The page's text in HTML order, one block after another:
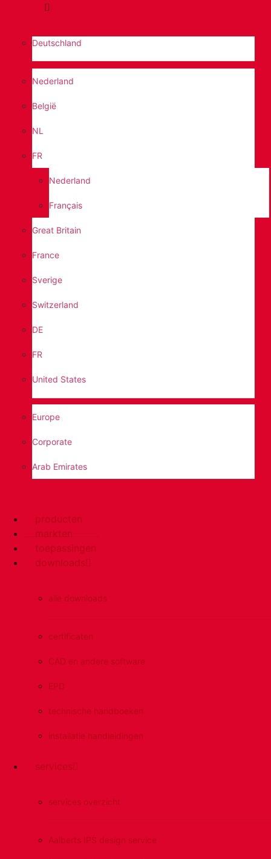
Deutschland
Nederland
België
NL
FR
Nederland
Français
Great Britain
France
Sverige
Switzerland
DE
FR
United States
Europe
Corporate
Arab Emirates
producten
markten
toepassingen
downloads
alle downloads
certificaten
CAD en andere software
EPD
technische handboeken
installatie handleidingen
services
services overzicht
Aalberts IPS design service